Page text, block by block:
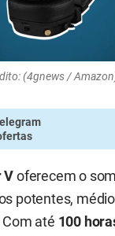
(4gnews /
V oferecem o
potentes,
até 100